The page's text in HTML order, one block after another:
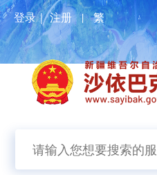
登录｜注册 | 繁